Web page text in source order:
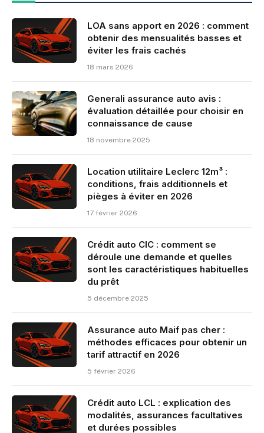
LOA sans apport en 2026 : comment
obtenir des mensualités basses et
éviter les frais cachés
18 mars 2026
Generali assurance auto avis :
évaluation détaillée pour choisir en
connaissance de cause
18 novembre 2025
Location utilitaire Leclerc 12m³ :
conditions, frais additionnels et
pièges à éviter en 2026
17 février 2026
Crédit auto CIC : comment se
déroule une demande et quelles
sont les caractéristiques habituelles
du prêt
5 décembre 2025
Assurance auto Maif pas cher :
méthodes efficaces pour obtenir un
tarif attractif en 2026
5 février 2026
Crédit auto LCL : explication des
modalités, assurances facultatives
et durées possibles